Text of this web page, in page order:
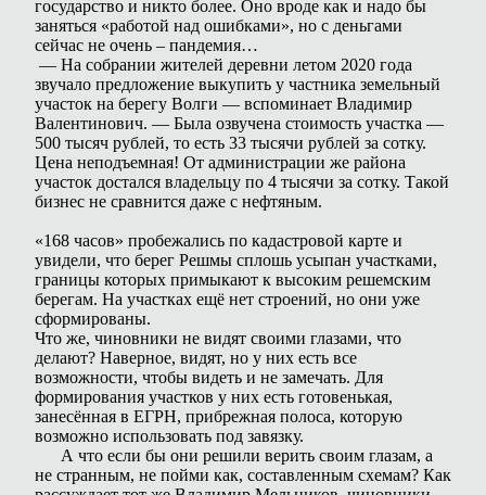
государство и никто более. Оно вроде как и надо бы
заняться «работой над ошибками», но с деньгами
сейчас не очень – пандемия…
— На собрании жителей деревни летом 2020 года
звучало предложение выкупить у частника земельный
участок на берегу Волги — вспоминает Владимир
Валентинович. — Была озвучена стоимость участка —
500 тысяч рублей, то есть 33 тысячи рублей за сотку.
Цена неподъемная! От администрации же района
участок достался владельцу по 4 тысячи за сотку. Такой
бизнес не сравнится даже с нефтяным.
«168 часов» пробежались по кадастровой карте и
увидели, что берег Решмы сплошь усыпан участками,
границы которых примыкают к высоким решемским
берегам. На участках ещё нет строений, но они уже
сформированы.
Что же, чиновники не видят своими глазами, что
делают? Наверное, видят, но у них есть все
возможности, чтобы видеть и не замечать. Для
формирования участков у них есть готовенькая,
занесённая в ЕГРН, прибрежная полоса, которую
возможно использовать под завязку.
А что если бы они решили верить своим глазам, а
не странным, не пойми как, составленным схемам? Как